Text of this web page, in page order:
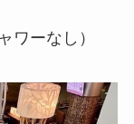
ワーなし）